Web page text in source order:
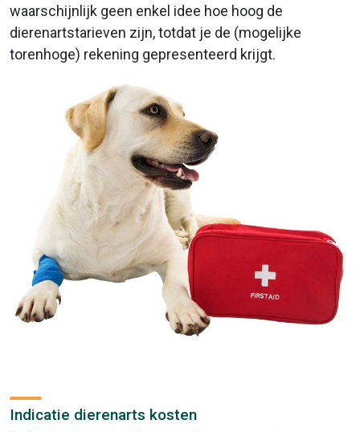
waarschijnlijk geen enkel idee hoe hoog de
dierenartstarieven zijn, totdat je de (mogelijke
torenhoge) rekening gepresenteerd krijgt.
Indicatie dierenarts kosten